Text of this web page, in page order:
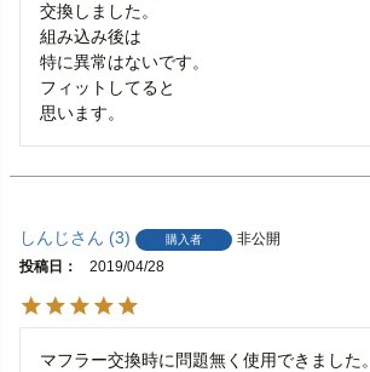
交換しました。
組み込み後は
特に異常はないです。
フィットしてると
思います。
しんじ 3 購入者
非公開
投稿日
2019/04/28
マフラー交換時に問題無く使用できました。